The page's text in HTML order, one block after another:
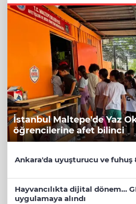
İstanbul Maltepe'de Yaz
öğrencilerine afet bilinci
Ankara'da uyuşturucu ve fuhuş
Hayvancılıkta dijital dönem...
uygulamaya alındı